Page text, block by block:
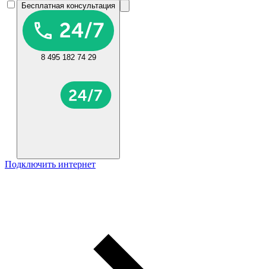
Бесплатная консультация
8 495 182 74 29
Подключить интернет